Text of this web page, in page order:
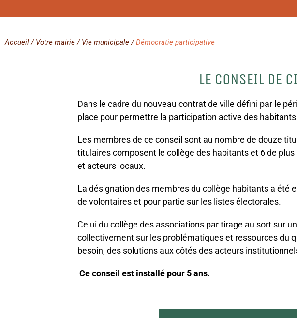
Accueil / Votre mairie / Vie municipale /Démocratie participative
LE CONSEIL DE
Dans le cadre du nouveau contrat de ville défini par le
place pour permettre la participation active des
Les membres de ce conseil sont au nombre de douze
titulaires composent le collège des habitants et 6 de
et acteurs locaux.
La désignation des membres du collège habitants a été
de volontaires et pour partie sur les listes électorales.
Celui du collège des associations par tirage au sort sur
collectivement sur les problématiques et ressources du
besoin, des solutions aux côtés des acteurs
Ce conseil est installé pour 5 ans.